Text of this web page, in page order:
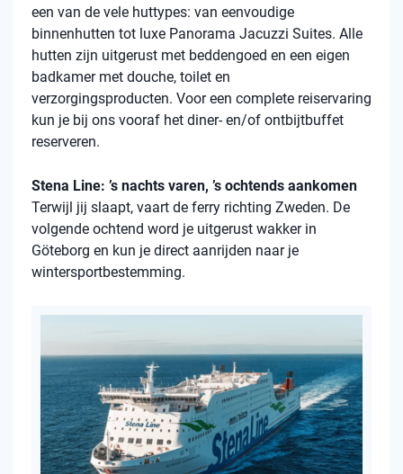
een van de vele huttypes: van eenvoudige
binnenhutten tot luxe Panorama Jacuzzi Suites. Alle
hutten zijn uitgerust met beddengoed en een eigen
badkamer met douche, toilet en
verzorgingsproducten. Voor een complete reiservaring
kun je bij ons vooraf het diner- en/of ontbijtbuffet
reserveren.
Stena Line: ’s nachts varen, ’s ochtends aankomen
Terwijl jij slaapt, vaart de ferry richting Zweden. De
volgende ochtend word je uitgerust wakker in
Göteborg en kun je direct aanrijden naar je
wintersportbestemming.